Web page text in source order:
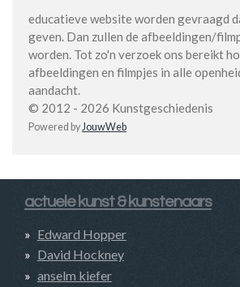
educatieve website worden gevraagd
geven. Dan zullen de afbeeldingen/
worden. Tot zo'n verzoek ons bereikt
afbeeldingen en filmpjes in alle
aandacht.
© 2012 - 2026 Kunstgeschiedenis
Powered by JouwWeb
actuele kunst & kunstenaars
Edward Hopper
David Hockney
anselm kiefer